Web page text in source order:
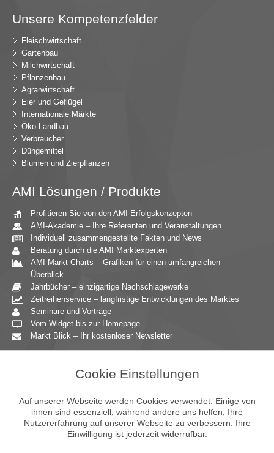
Unsere Kompetenzfelder
Fleischwirtschaft
Gartenbau
Milchwirtschaft
Pflanzenbau
Agrarwirtschaft
Eier und Geflügel
Internationale Märkte
Öko-Landbau
Verbraucher
Düngemittel
Blumen und Zierpflanzen
AMI Lösungen / Produkte
Profitieren Sie von den AMI Erfolgskonzepten
AMI-Akademie – Ihre Referenten und Veranstaltungen
Individuell zusammengestellte Fakten und News
Beratung durch die AMI Marktexperten
AMI Markt Charts – Grafiken für einen umfangreichen
Überblick
Jahrbücher – einzigartige Nachschlagewerke
Zeitreihenservice – langfristige Entwicklungen des Marktes
Seminare und Vorträge
Vom Widget bis zur Homepage
Markt Blick – Ihr kostenloser Newsletter
Unternehmensberatung
Ernährungsgewerbe
Einzelhandel
Bildung & Wissenschaft
Cookie Einstellungen
Auf unserer Webseite werden Cookies verwendet. Einige von
ihnen sind essenziell, während andere uns helfen, Ihre
Nutzererfahrung auf unserer Webseite zu verbessern. Ihre
Einwilligung ist jederzeit widerrufbar.